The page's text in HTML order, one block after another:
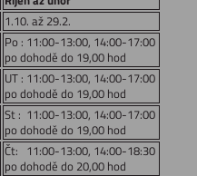
1.10. až 29.2.
Po : 11:00-13:00, 14:00-17:00
po dohodě do 19,00 hod
UT : 11:00-13:00, 14:00-17:00
po dohodě do 19,00 hod
St : 11:00-13:00, 14:00-17:00
po dohodě do 19,00 hod
Čt: 11:00-13:00, 14:00-18:30
po dohodě do 20,00 hod